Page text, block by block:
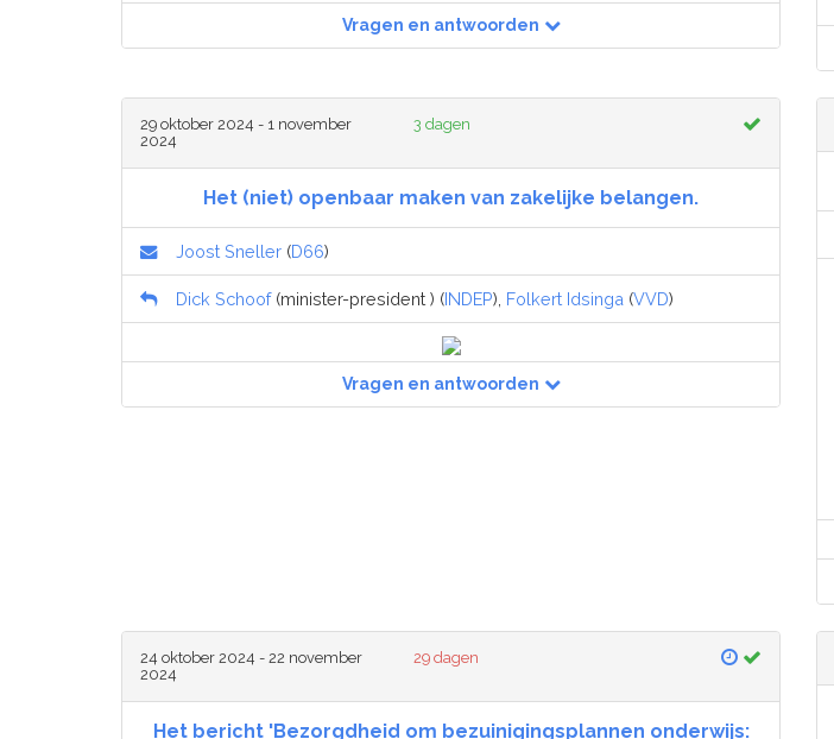
Vragen en antwoorden
29 oktober 2024 - 1 november
2024
3 dagen
Het (niet) openbaar maken van zakelijke belangen.
Joost Sneller (D66)
Dick Schoof(minister-president ) (INDEP), Folkert Idsinga (VVD)
Vragen en antwoorden
24 oktober 2024 - 22 november
2024
29 dagen
Het bericht 'Bezorgdheid om bezuinigingsplannen onderwijs: